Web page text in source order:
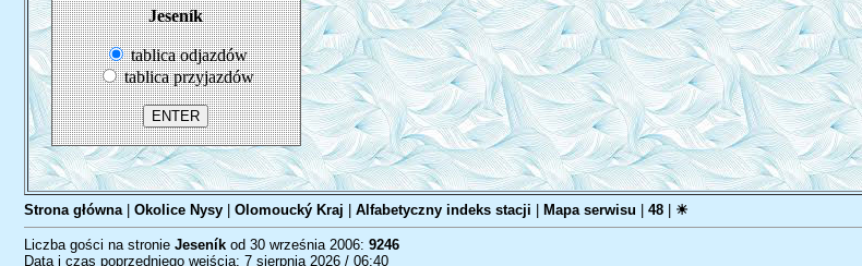
Jeseník
tablica odjazdów
tablica przyjazdów
Strona główna| Okolice Nysy| Olomoucký Kraj Alfabetyczny indeks stacji Mapa serwisu 48| ☀
Liczba gości na stronie Jeseníkod 30 września 2006: 9246
Data i czas poprzedniego wejścia: 7 sierpnia 2026 / 06:40